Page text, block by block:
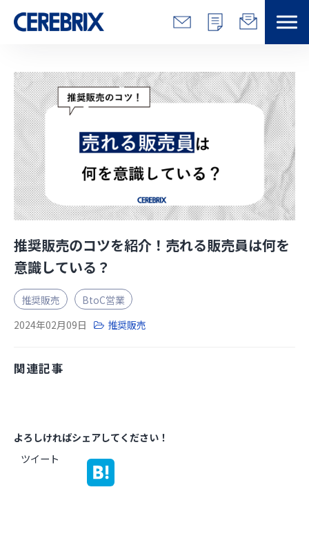
解決できる課題
サービス
事例
コラム/営総研
セミナー
会社情報
推奨販売のコツを紹介！売れる販売員は何を
意識している？
推奨販売
BtoC営業
2024年02月09日
推奨販売
関連記事
よろしければシェアしてください！
ツイート